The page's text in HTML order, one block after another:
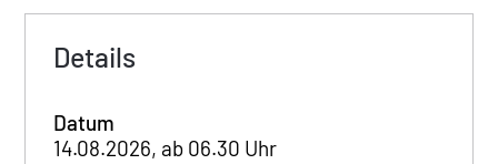
Details
Datum
14.08.2026, ab 06.30 Uhr